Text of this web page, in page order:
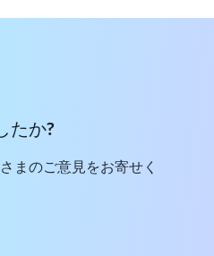
たか?
まのご意見をお寄せく